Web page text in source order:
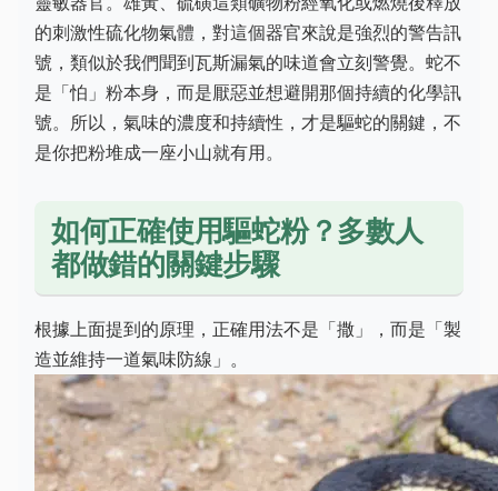
的刺激性硫化物氣體，對這個器官來說是強烈的警告訊
號，類似於我們聞到瓦斯漏氣的味道會立刻警覺。蛇不
是「怕」粉本身，而是厭惡並想避開那個持續的化學訊
號。所以，氣味的濃度和持續性，才是驅蛇的關鍵，不
是你把粉堆成一座小山就有用。
如何正確使用驅蛇粉？多數人
都做錯的關鍵步驟
根據上面提到的原理，正確用法不是「撒」，而是「製
造並維持一道氣味防線」。